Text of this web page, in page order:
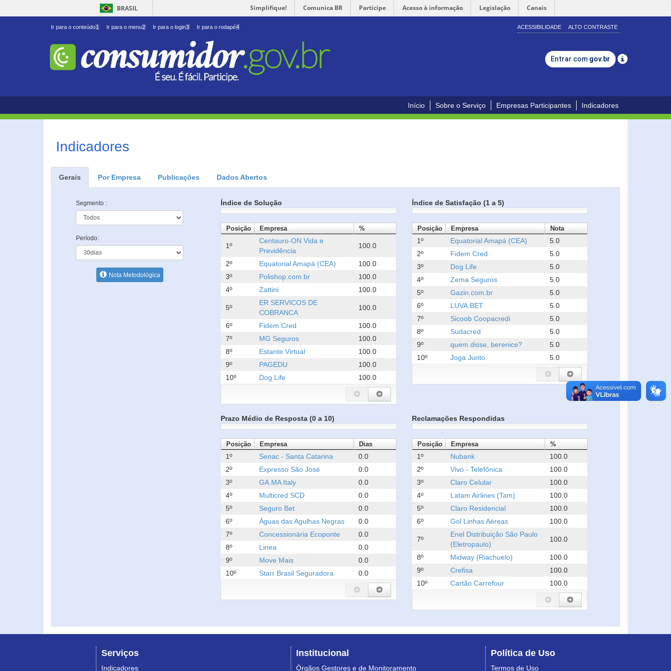
BRASIL Simplifique! Comunica BR Participe Acesso à informação Legislação Canais
Ir para o conteúdo1 Ir para o menu2 Ir para o login3 Ir para o rodapé4 ACESSIBILIDADE ALTO CONTRASTE
Entrar com gov.br
Início Sobre o Serviço Empresas Participantes Indicadores
Indicadores
Gerais Por Empresa Publicações Dados Abertos
Segmento :
Período:
Nota Metodológica
Índice de Solução
Posição Empresa %
1º
Centauro-ON Vida e
Previdência
100.0
2º Equatorial Amapá (CEA)
100.0
3º
Polishop.com.br
100.0
4º
Zattini 100.0
5º
ER SERVICOS DE
COBRANCA
100.0
6º Fidem Cred
100.0
7º
MG Seguros
100.0
8º
Estante Virtual
100.0
9º
PAGEDU
100.0
10º
Dog Life 100.0
Índice de Satisfação (1 a 5)
Posição Empresa Nota
1º Equatorial Amapá (CEA)
5.0
2º
Fidem Cred
5.0
3º
Dog Life
5.0
4º
Zema Seguros
5.0
5º
Gazin.com.br
5.0
6º
LUVA.BET
5.0
7º
Sicoob Coopacredi
5.0
8º
Sudacred
5.0
9º
quem disse, berenice?
5.0
10º
Joga Junto 5.0
Prazo Médio de Resposta (0 a 10)
Posição Empresa Dias
1º Senac - Santa Catarina
0.0
2º
Expresso São José
0.0
3º
GA.MA Italy
0.0
4º
Multicred SCD
0.0
5º
Seguro Bet
0.0
6º
Águas das Agulhas Negras
0.0
7º
Concessionária Ecoponte
0.0
8º
Linea
0.0
9º
Move Mais
0.0
10º
Starr Brasil Seguradora 0.0
Reclamações Respondidas
Posição Empresa %
1º Nubank
100.0
2º
Vivo - Telefônica
100.0
3º
Claro Celular
100.0
4º
Latam Airlines (Tam)
100.0
5º
Claro Residencial
100.0
6º
Gol Linhas Aéreas 100.0
7º
Enel Distribuição São Paulo
(Eletropaulo)
100.0
8º Midway (Riachuelo)
100.0
9º
Crefisa
100.0
10º
Cartão Carrefour 100.0
Serviços
Indicadores
Institucional
Órgãos Gestores e de Monitoramento
Política de Uso
Termos de Uso